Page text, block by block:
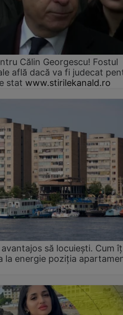
Călin Georgescu! Fostul
află dacă va fi judecat
stat www.stirilekanald.ro
să locuiești. Cum
la energie poziția